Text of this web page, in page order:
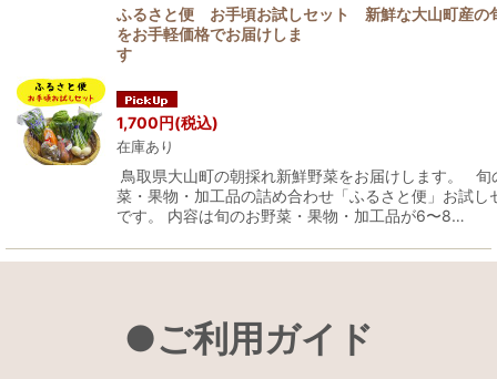
ふるさと便 お手頃お試しセット 新鮮な大山町産の
をお手軽価格でお届けしま
1,700円(税込)
在庫あり
鳥取県大山町の朝採れ新鮮野菜をお届けします。 旬
菜・果物・加工品の詰め合わせ「ふるさと便」お試し
です。 内容は旬のお野菜・果物・加工品が6〜8…
●ご利用ガイド